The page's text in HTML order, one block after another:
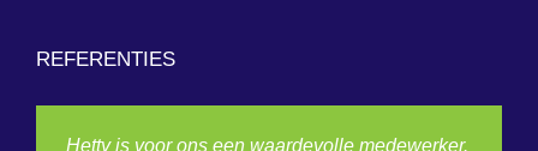
REFERENTIES
Hetty is voor ons een waardevolle medewerker.